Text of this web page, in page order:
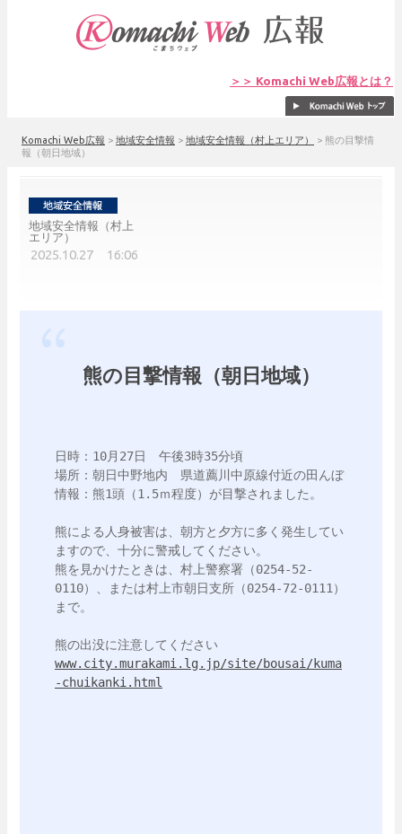
＞＞ Komachi Web広報とは？
Komachi Web広報 > 地域安全情報 > 地域安全情報（村上エリア） > 熊の目撃情
報（朝日地域）
地域安全情報（村上
エリア）
2025.10.27 16:06
熊の目撃情報（朝日地域）
日時：10月27日　午後3時35分頃
場所：朝日中野地内　県道薦川中原線付近の田んぼ
情報：熊1頭（1.5ｍ程度）が目撃されました。
熊による人身被害は、朝方と夕方に多く発生してい
ますので、十分に警戒してください。
熊を見かけたときは、村上警察署（0254-52-
0110）、または村上市朝日支所（0254-72-0111）
まで。
www.city.murakami.lg.jp/site/bousai/kuma
-chuikanki.html